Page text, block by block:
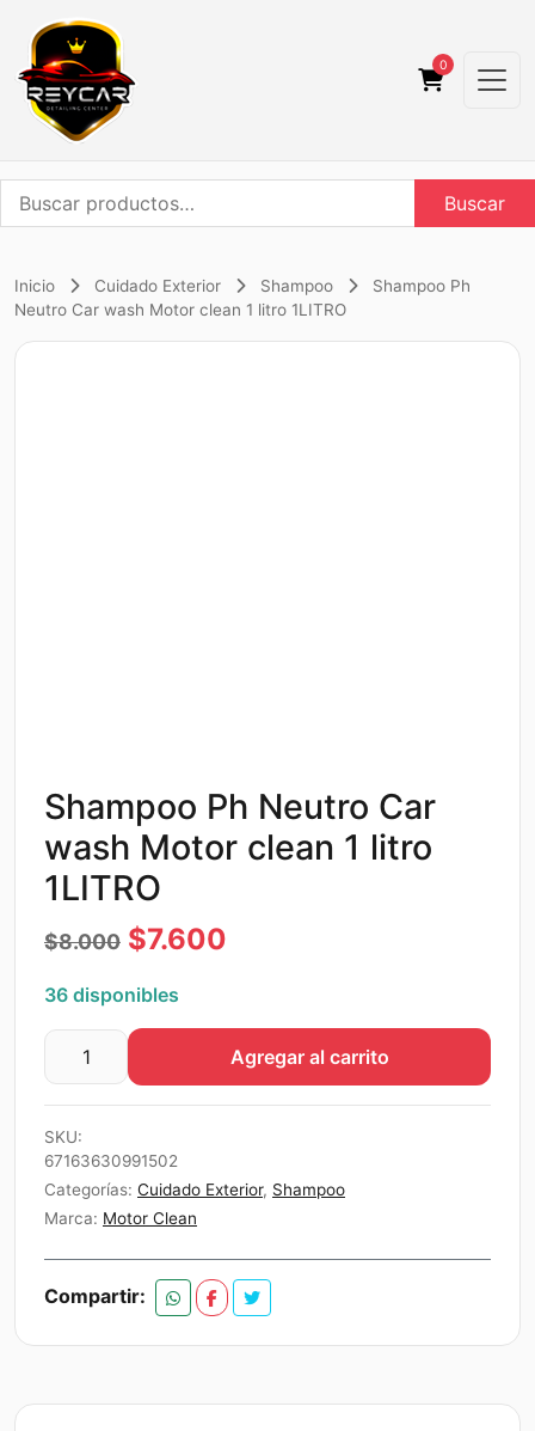
0
Buscar
por:
Buscar
Inicio Cuidado Exterior Shampoo
Shampoo Ph
Neutro Car wash Motor clean 1 litro 1LITRO
Shampoo Ph Neutro Car
wash Motor clean 1 litro
1LITRO
$8.000 El
precio
original
era:
$8.000.
$7.600
actual
es:
$7.600.
36 disponibles
Shampoo
Ph
Neutro
Car
wash
Motor
litro
Agregar al carrito
SKU:
67163630991502
Categorías: Cuidado Exterior, Shampoo
Marca: Motor Clean
Compartir: